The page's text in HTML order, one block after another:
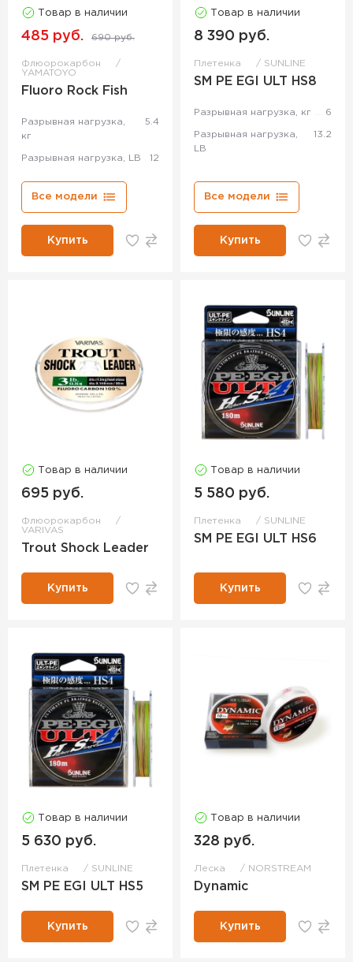
Товар в наличии
485 руб. 690 руб.
Флюорокарбон
YAMATOYO
Fluoro Rock Fish
Разрывная нагрузка,
кг
5.4
Разрывная нагрузка, LB 12
Все модели
Купить
Товар в наличии
8 390 руб.
Плетенка SUNLINE
SM PE EGI ULT HS8
Разрывная нагрузка, кг 6
Разрывная нагрузка,
LB
13.2
Все модели
Купить
Товар в наличии
695 руб.
Флюорокарбон
VARIVAS
Trout Shock Leader
Купить
Товар в наличии
5 580 руб.
Плетенка SUNLINE
SM PE EGI ULT HS6
Купить
Товар в наличии
5 630 руб.
Плетенка SUNLINE
SM PE EGI ULT HS5
Купить
Товар в наличии
328 руб.
Леска NORSTREAM
Dynamic
Купить